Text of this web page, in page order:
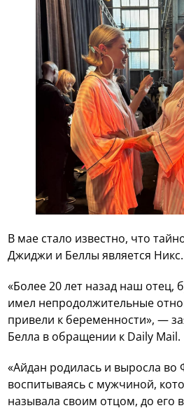
В мае стало известно, что
Джиджи и Беллы является Никс.
«Более 20 лет назад наш отец,
имел непродолжительные
привели к беременности», —
Белла в обращении к Daily Mail.
«Айдан родилась и выросла во
воспитываясь с мужчиной,
называла своим отцом, до его